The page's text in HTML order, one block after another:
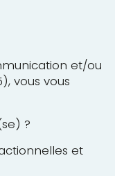
et/ou
vous vous
?
et